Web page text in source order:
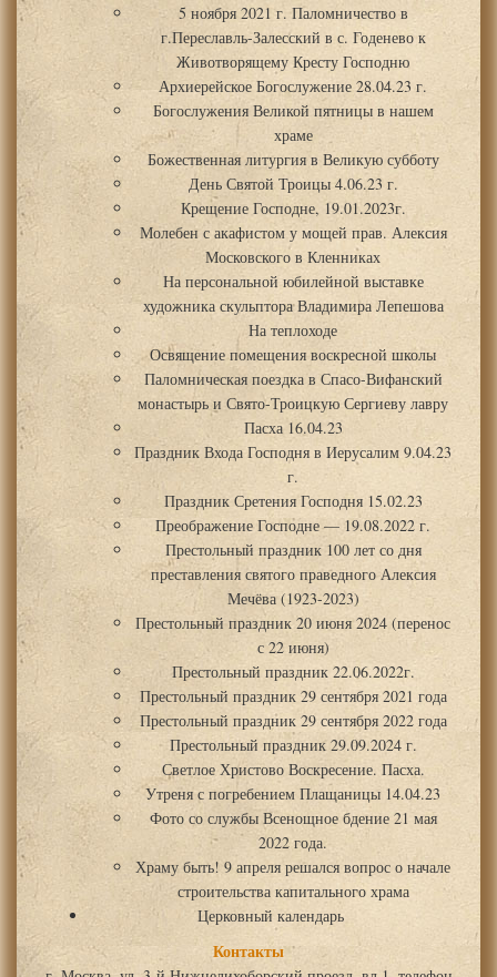
5 ноября 2021 г. Паломничество в
г.Переславль-Залесский в с. Годенево к
Животворящему Кресту Господню
Архиерейское Богослужение 28.04.23 г.
Богослужения Великой пятницы в нашем
храме
Божественная литургия в Великую субботу
День Святой Троицы 4.06.23 г.
Крещение Господне, 19.01.2023г.
Молебен с акафистом у мощей прав. Алексия
Московского в Кленниках
На персональной юбилейной выставке
художника скульптора Владимира Лепешова
На теплоходе
Освящение помещения воскресной школы
Паломническая поездка в Спасо-Вифанский
монастырь и Свято-Троицкую Сергиеву лавру
Пасха 16.04.23
Праздник Входа Господня в Иерусалим 9.04.23
г.
Праздник Сретения Господня 15.02.23
Преображение Господне — 19.08.2022 г.
Престольный праздник 100 лет со дня
преставления святого праведного Алексия
Мечёва (1923-2023)
Престольный праздник 20 июня 2024 (перенос
с 22 июня)
Престольный праздник 22.06.2022г.
Престольный праздник 29 сентября 2021 года
Престольный праздник 29 сентября 2022 года
Престольный праздник 29.09.2024 г.
Светлое Христово Воскресение. Пасха.
Утреня с погребением Плащаницы 14.04.23
Фото со службы Всенощное бдение 21 мая
2022 года.
Храму быть! 9 апреля решался вопрос о начале
строительства капитального храма
Церковный календарь
Контакты